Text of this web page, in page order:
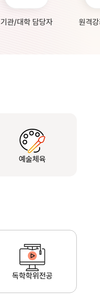
기관/대학 담당자 원격
예술체육
독학학위전공